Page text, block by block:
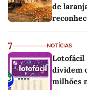
de
7 NOTÍCIAS
Lotofácil
dividem
milhões